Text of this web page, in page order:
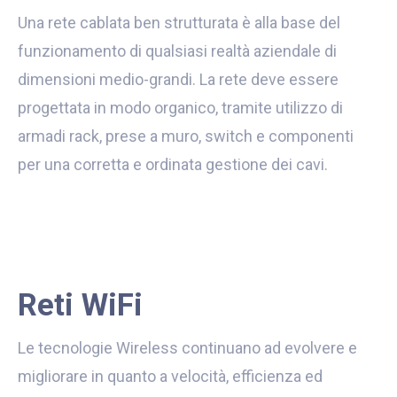
Una rete cablata ben strutturata è alla base del
funzionamento di qualsiasi realtà aziendale di
dimensioni medio-grandi. La rete deve essere
progettata in modo organico, tramite utilizzo di
armadi rack, prese a muro, switch e componenti
per una corretta e ordinata gestione dei cavi.
Reti WiFi
Le tecnologie Wireless continuano ad evolvere e
migliorare in quanto a velocità, efficienza ed